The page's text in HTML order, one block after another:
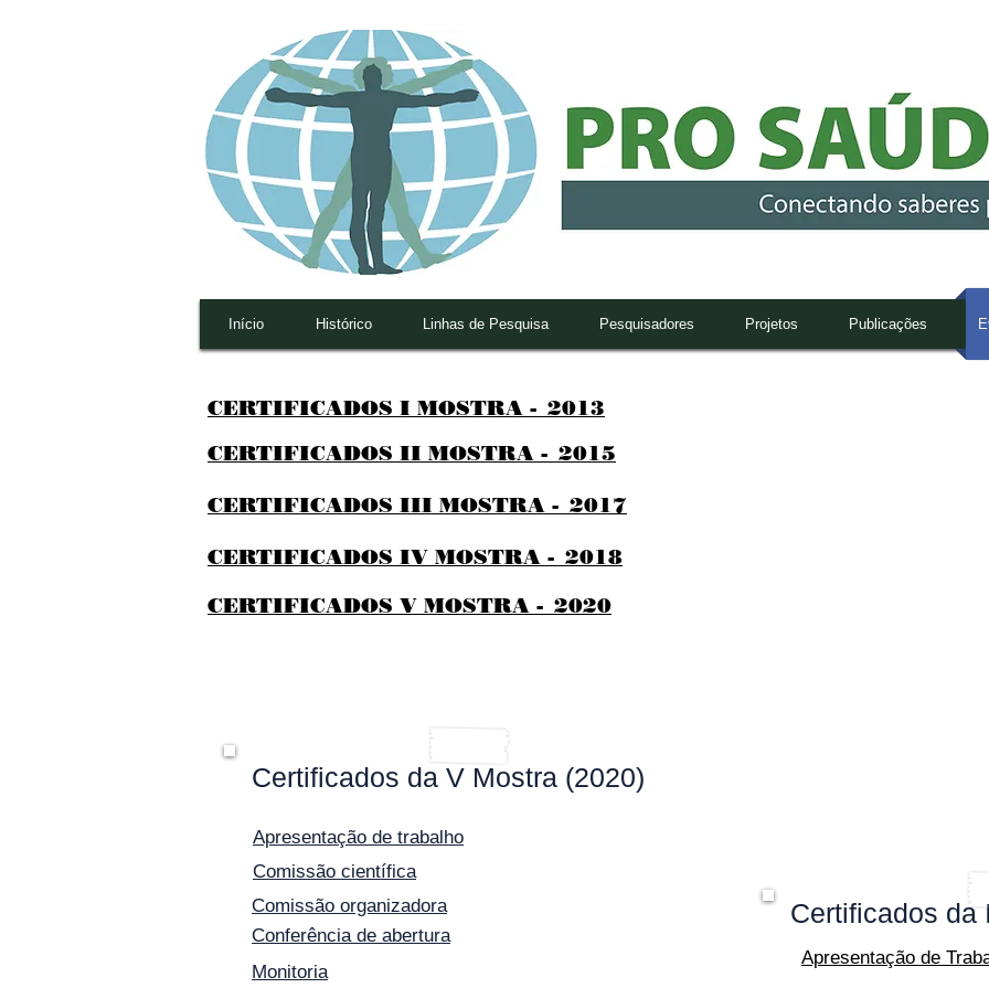
CERTIFICADOS I MOSTRA -_2013
CERTIFICADOS II MOSTRA -_2015
CERTIFICADOS III MOSTRA -_2017
CERTIFICADOS IV MOSTRA -_2018
CERTIFICADOS V MOSTRA -_2020
Certificados da V Mostra (2020)
Apresentação de trabalho
Comissão científica
Comissão organizadora
Monitoria
Conferência de abertura
Certificados da
Apresentação de
Início Histórico Linhas de Pesquisa Pesquisadores Projetos Publicações